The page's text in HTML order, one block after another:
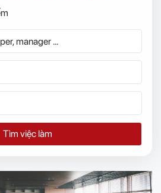
Tìm việc làm